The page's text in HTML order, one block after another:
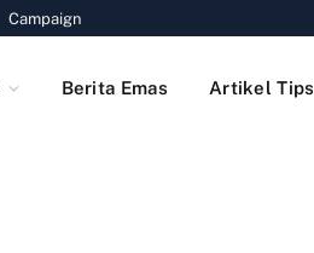
Campaign
Berita Emas Artikel Tips